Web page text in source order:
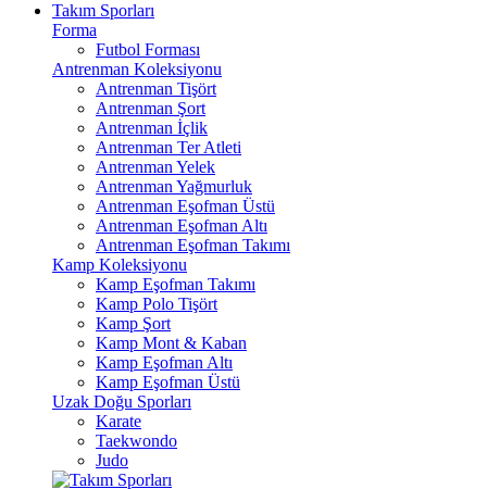
Takım Sporları
Forma
Futbol Forması
Antrenman Koleksiyonu
Antrenman Tişört
Antrenman Şort
Antrenman İçlik
Antrenman Ter Atleti
Antrenman Yelek
Antrenman Yağmurluk
Antrenman Eşofman Üstü
Antrenman Eşofman Altı
Antrenman Eşofman Takımı
Kamp Koleksiyonu
Kamp Eşofman Takımı
Kamp Polo Tişört
Kamp Şort
Kamp Mont & Kaban
Kamp Eşofman Altı
Kamp Eşofman Üstü
Uzak Doğu Sporları
Karate
Taekwondo
Judo